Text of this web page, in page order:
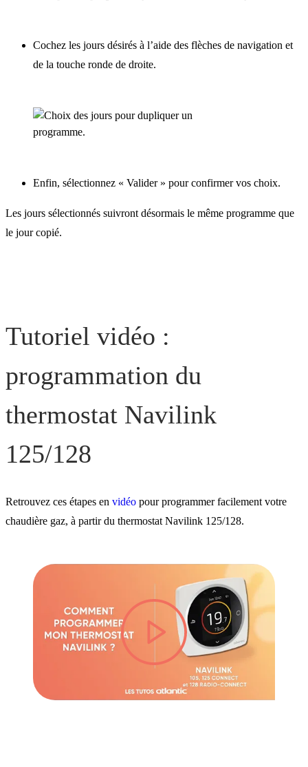
Cochez les jours désirés à l’aide des flèches de navigation et
de la touche ronde de droite.
Enfin, sélectionnez « Valider » pour confirmer vos choix.
Les jours sélectionnés suivront désormais le même programme que
le jour copié.
Tutoriel vidéo :
programmation du
thermostat Navilink
125/128
Retrouvez ces étapes en vidéo pour programmer facilement votre
chaudière gaz, à partir du thermostat Navilink 125/128.
lire la vidéo